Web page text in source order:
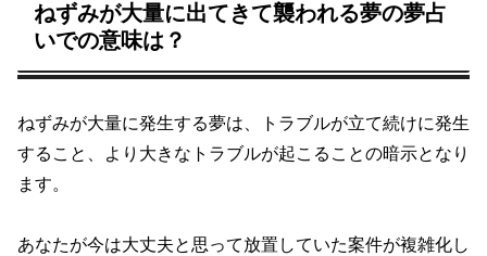
ねずみが大量に出てきて襲われる夢の夢占
いでの意味は？
ねずみが大量に発生する夢は、トラブルが立て続けに発生
すること、より大きなトラブルが起こることの暗示となり
ます。
あなたが今は大丈夫と思って放置していた案件が複雑化し